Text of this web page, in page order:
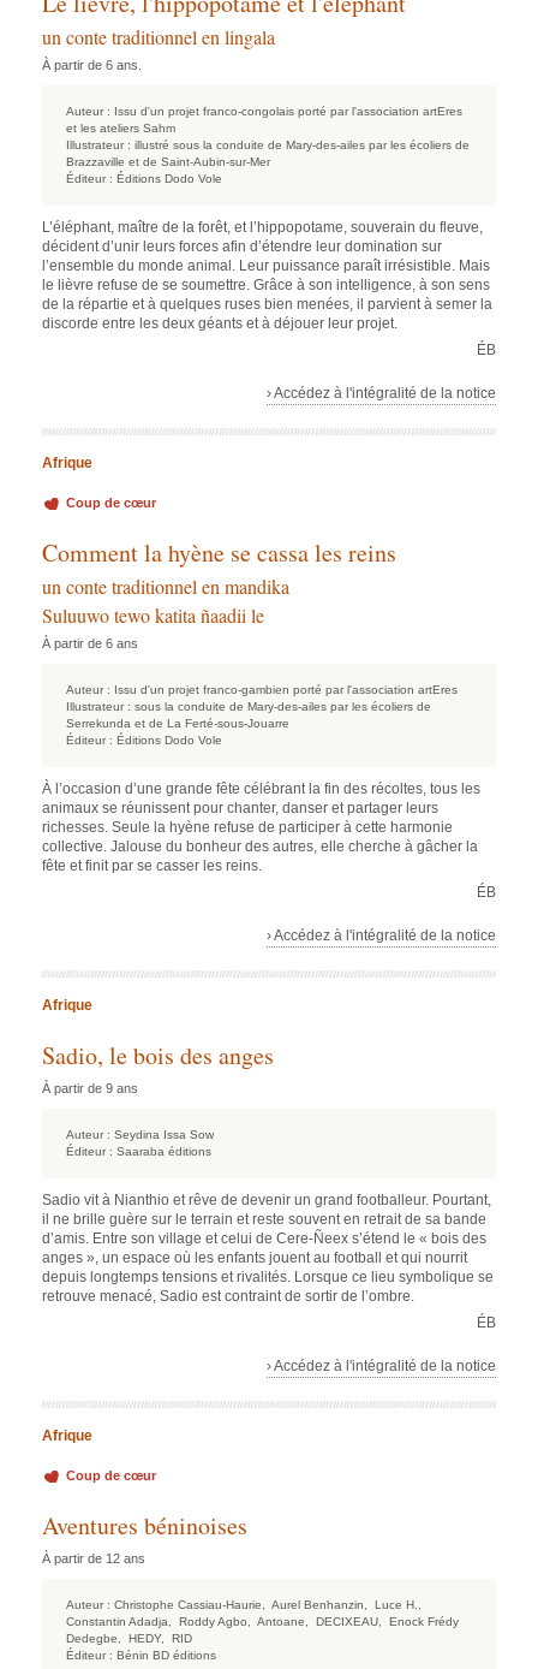
un conte traditionnel en lingala
À partir de 6 ans.
Auteur : Issu d'un projet franco-congolais porté par l'association artEres
et les ateliers Sahm
Illustrateur : illustré sous la conduite de Mary-des-ailes par les écoliers de
Brazzaville et de Saint-Aubin-sur-Mer
Éditeur : Éditions Dodo Vole
L’éléphant, maître de la forêt, et l’hippopotame, souverain du fleuve,
décident d’unir leurs forces afin d’étendre leur domination sur
l’ensemble du monde animal. Leur puissance paraît irrésistible. Mais
le lièvre refuse de se soumettre. Grâce à son intelligence, à son sens
de la répartie et à quelques ruses bien menées, il parvient à semer la
discorde entre les deux géants et à déjouer leur projet.
ÉB
› Accédez à l'intégralité de la notice
Afrique
Coup de cœur
Comment la hyène se cassa les reins
un conte traditionnel en mandika
Suluuwo tewo katita ñaadii le
À partir de 6 ans
Auteur : Issu d'un projet franco-gambien porté par l'association artEres
Illustrateur : sous la conduite de Mary-des-ailes par les écoliers de
Serrekunda et de La Ferté-sous-Jouarre
Éditeur : Éditions Dodo Vole
À l’occasion d’une grande fête célébrant la fin des récoltes, tous les
animaux se réunissent pour chanter, danser et partager leurs
richesses. Seule la hyène refuse de participer à cette harmonie
collective. Jalouse du bonheur des autres, elle cherche à gâcher la
fête et finit par se casser les reins.
ÉB
› Accédez à l'intégralité de la notice
Afrique
Sadio, le bois des anges
À partir de 9 ans
Auteur : Seydina Issa Sow
Éditeur : Saaraba éditions
Sadio vit à Nianthio et rêve de devenir un grand footballeur. Pourtant,
il ne brille guère sur le terrain et reste souvent en retrait de sa bande
d’amis. Entre son village et celui de Cere-Ñeex s’étend le « bois des
anges », un espace où les enfants jouent au football et qui nourrit
depuis longtemps tensions et rivalités. Lorsque ce lieu symbolique se
retrouve menacé, Sadio est contraint de sortir de l’ombre.
ÉB
› Accédez à l'intégralité de la notice
Afrique
Coup de cœur
Aventures béninoises
À partir de 12 ans
Auteur : Christophe Cassiau-Haurie, Aurel Benhanzin,
Luce H.,
Constantin Adadja,
Roddy Agbo, Antoane, DECIXEAU,
Enock Frédy
Dedegbe,
HEDY,
RID
Éditeur : Bénin BD éditions